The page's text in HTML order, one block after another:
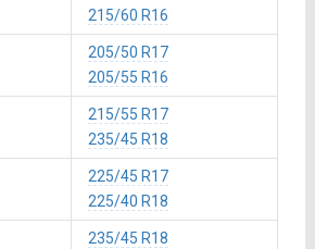
215/60 R16
205/50 R17
205/55 R16
215/55 R17
235/45 R18
225/45 R17
225/40 R18
235/45 R18